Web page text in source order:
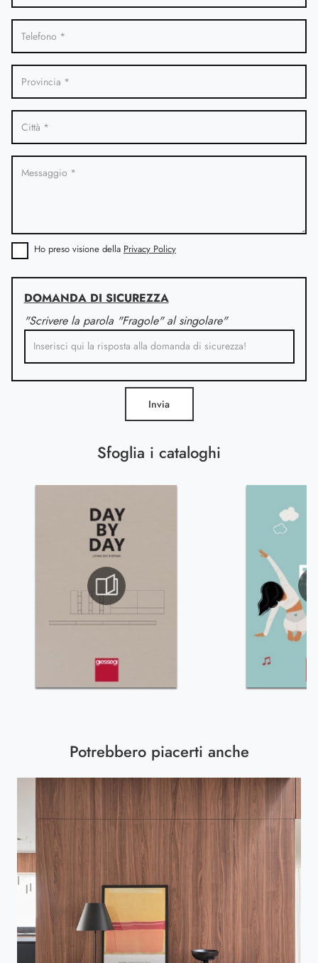
Sfoglia i cataloghi
Ho preso visione della Privacy Policy
DOMANDA DI SICUREZZA
"Scrivere la parola "Fragole" al singolare"
Invia
Potrebbero piacerti anche